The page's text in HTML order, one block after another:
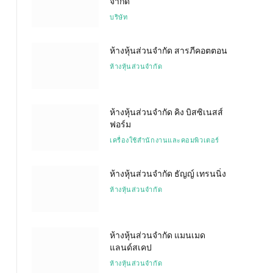
บริษัท
ห้างหุ้นส่วนจำกัด สารภีคอตตอน
ห้างหุ้นส่วนจำกัด
ห้างหุ้นส่วนจำกัด คิง บิสซิเนสส์
ฟอร์ม
เครื่องใช้สำนักงานและคอมพิวเตอร์
ห้างหุ้นส่วนจำกัด ธัญญ์ เทรนนิ่ง
ห้างหุ้นส่วนจำกัด
ห้างหุ้นส่วนจำกัด แมนเมด
แลนด์สเคป
ห้างหุ้นส่วนจำกัด